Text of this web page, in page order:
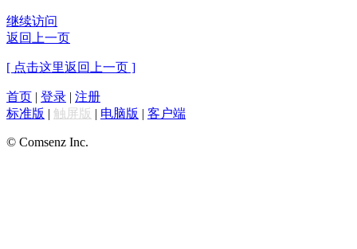
继续访问
返回上一页
[ 点击这里返回上一页 ]
首页 | 登录 | 注册
标准版 | 触屏版 | 电脑版 | 客户端
© Comsenz Inc.